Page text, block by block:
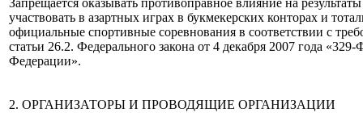
участвовать в азартных играх в букмекерских конторах и
официальные спортивные соревнования в соответствии с
статьи 26.2. Федерального закона от 4 декабря 2007 года
Федерации».
2. ОРГАНИЗАТОРЫ И ПРОВОДЯЩИЕ ОРГАНИЗАЦИИ